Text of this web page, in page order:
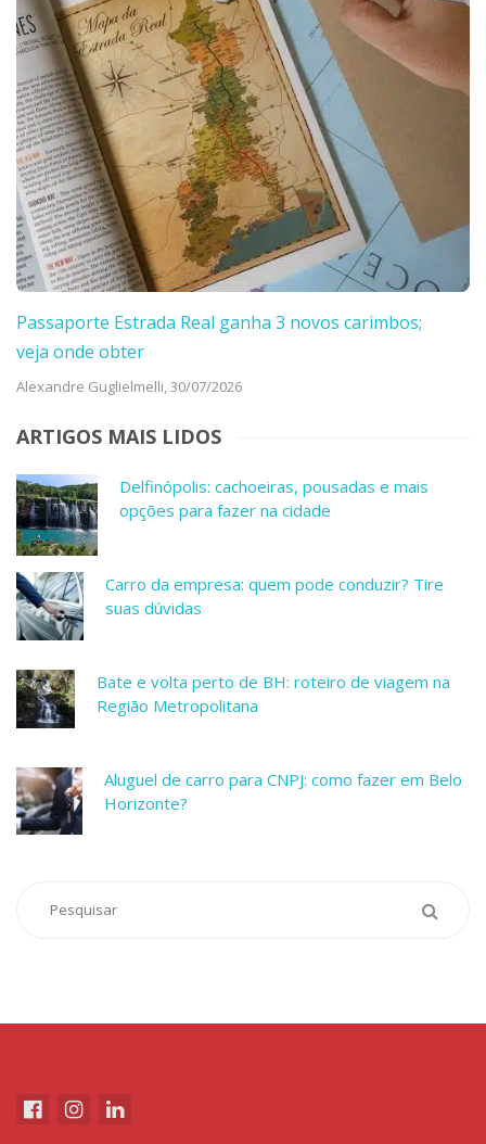
Passaporte Estrada Real ganha 3 novos carimbos;
veja onde obter
Alexandre Guglielmelli,30/07/2026
ARTIGOS MAIS LIDOS
Delfinópolis: cachoeiras, pousadas e mais
opções para fazer na cidade
Carro da empresa: quem pode conduzir? Tire
suas dúvidas
Bate e volta perto de BH: roteiro de viagem na
Região Metropolitana
Aluguel de carro para CNPJ: como fazer em Belo
Horizonte?